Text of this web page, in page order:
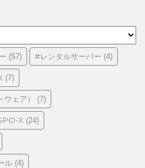
(57) #レンタルサーバー (4)
(7)
ェア） (7)
X (24)
ル (4)